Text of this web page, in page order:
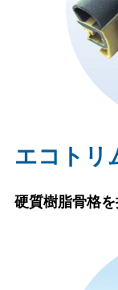
エコトリ
硬質樹脂骨格